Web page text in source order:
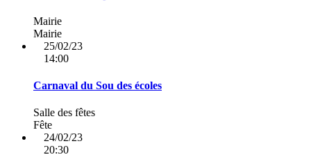
Mairie
Mairie
25/02/23
14:00
Carnaval du Sou des écoles
Salle des fêtes
Fête
24/02/23
20:30